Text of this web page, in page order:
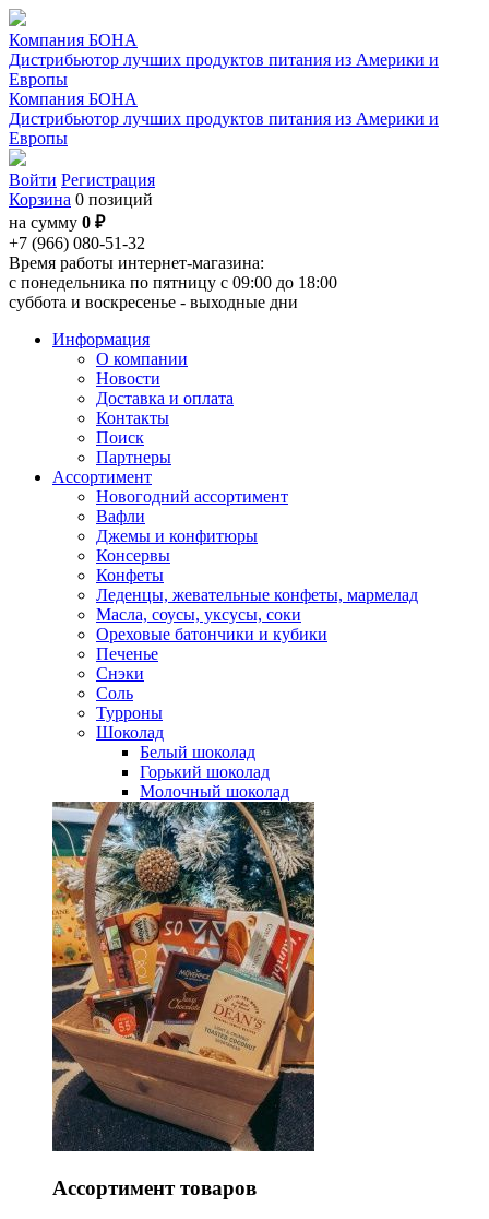
Компания БОНА
Дистрибьютор лучших продуктов питания из Америки и
Европы
Компания БОНА
Дистрибьютор лучших продуктов питания из Америки и
Европы
Войти Регистрация
Корзина 0 позиций
на сумму 0 ₽
+7 (966) 080-51-32
Время работы интернет-магазина:
с понедельника по пятницу с 09:00 до 18:00
суббота и воскресенье - выходные дни
Информация
О компании
Новости
Доставка и оплата
Контакты
Поиск
Партнеры
Ассортимент
Новогодний ассортимент
Вафли
Джемы и конфитюры
Консервы
Конфеты
Леденцы, жевательные конфеты, мармелад
Масла, соусы, уксусы, соки
Ореховые батончики и кубики
Печенье
Снэки
Соль
Турроны
Шоколад
Белый шоколад
Горький шоколад
Молочный шоколад
Ассортимент товаров